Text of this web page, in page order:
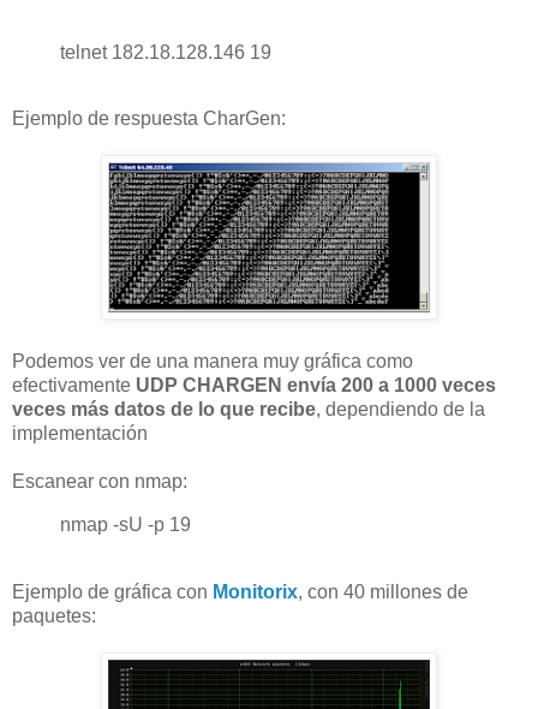
telnet 182.18.128.146 19
Ejemplo de respuesta CharGen:
Podemos ver de una manera muy gráfica como
efectivamente UDP CHARGEN envía 200 a 1000 veces
veces más datos de lo que recibe, dependiendo de la
implementación
Escanear con nmap:
nmap -sU -p 19
Ejemplo de gráfica con Monitorix, con 40 millones de
paquetes: